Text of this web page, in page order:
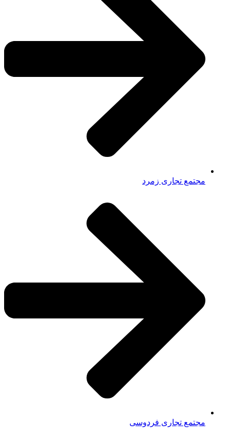
مجتمع تجاری زمرد
مجتمع تجاری فردوسی